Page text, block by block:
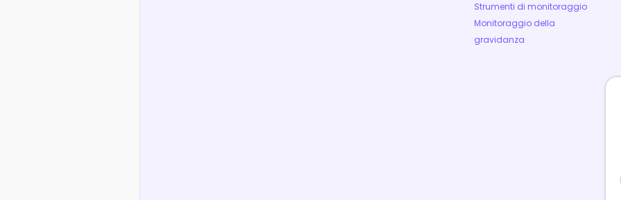
Strumenti di monitoraggio
Monitoraggio della
gravidanza